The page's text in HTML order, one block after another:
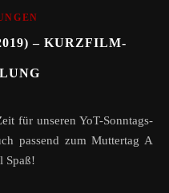
– KURZFILM-
passend zum Muttertag A
Spaß!